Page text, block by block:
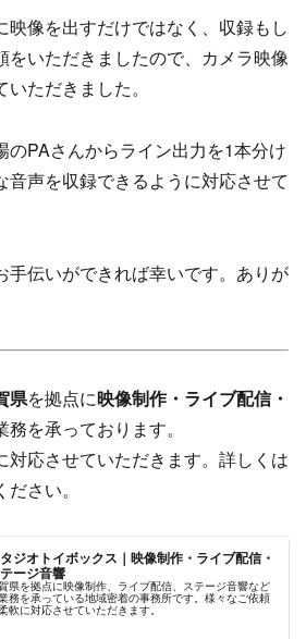
映像を出すだけではなく、収録もし
をいただきましたので、カメラ映像
ただきました。
のPAさんからライン出力を1本分け
音声を収録できるように対応させて
手伝いができれば幸いです。ありが
県を拠点に映像制作・ライブ配信・
務を承っております。
対応させていただきます。詳しくは
さい。
ジオトイボックス｜映像制作・ライブ配信・
ージ音響
県を拠点に映像制作、ライブ配信、ステージ音響など
務を承っている地域密着の事務所です。様々なご依頼
軟に対応させていただきます。